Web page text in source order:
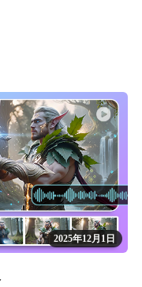
2025年12月1日